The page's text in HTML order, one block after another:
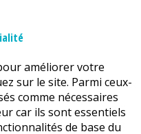
améliorer votre
sur le site. Parmi ceux-
comme nécessaires
car ils sont essentiels
de base du